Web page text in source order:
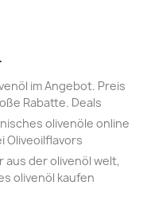
im Angebot. Preis
Rabatte‎. Deals
olivenöle online
Oliveoilflavors
aus der olivenöl welt,
olivenöl kaufen